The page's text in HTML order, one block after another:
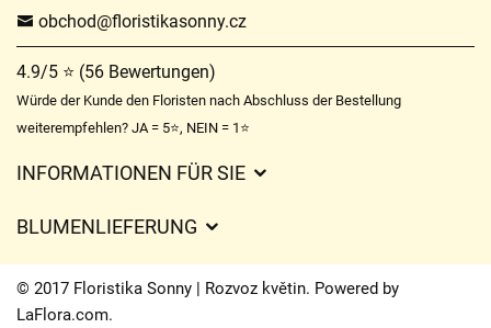
obchod@floristikasonny.cz
4.9/5 ⭐ (56 Bewertungen)
Würde der Kunde den Floristen nach Abschluss der Bestellung
weiterempfehlen? JA = 5⭐, NEIN = 1⭐
INFORMATIONEN FÜR SIE
Lieferzeiten für Blumen – Übersicht der Möglichkeiten
BLUMENLIEFERUNG
Liefergebühren
Wohin wir Blumen liefern
© 2017 Floristika Sonny | Rozvoz květin. Powered by
LaFlora.com.